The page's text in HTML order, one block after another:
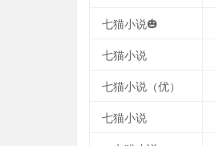
七猫小说🎃
七猫小说
七猫小说（优）
七猫小说